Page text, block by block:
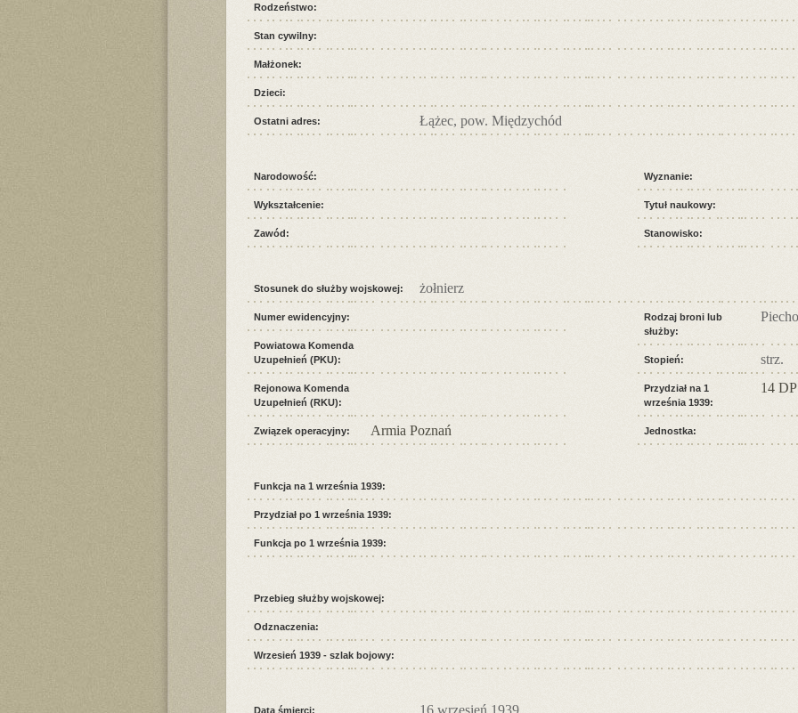
Rodzeństwo:
Stan cywilny:
Małżonek:
Dzieci:
Ostatni adres: Łążec, pow. Międzychód
Narodowość:
Wykształcenie:
Zawód:
Wyznanie:
Tytuł naukowy:
Stanowisko:
Stosunek do służby wojskowej: żołnierz
Numer ewidencyjny:
Powiatowa Komenda
Uzupełnień (PKU):
Rejonowa Komenda
Uzupełnień (RKU):
Związek operacyjny: Armia Poznań
Rodzaj broni lub
służby:
Stopień: strz.
Przydział na 1
września 1939:
14 DP
Jednostka:
Funkcja na 1 września 1939:
Przydział po 1 września 1939:
Funkcja po 1 września 1939:
Przebieg służby wojskowej:
Odznaczenia:
Wrzesień 1939 - szlak bojowy:
Data śmierci: 16 wrzesień 1939